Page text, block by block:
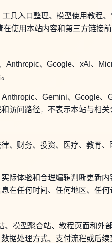
具入口整理、模型使用教程
使用本站内容和第三方链接前
Anthropic、Google、xAI、
、Gemini、Google
访问路径，不表示本站与相
、财务、投资、医疗、教育
际体验和合理编辑判断更新
在任何时间、任何地区、任
模型聚合站、教程页面和
据处理方式、支付流程或后续